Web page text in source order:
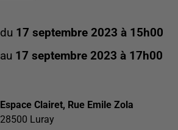
du 17 septembre 2023 à 15h00
au 17 septembre 2023 à 17h00
Espace Clairet, Rue Emile Zola
28500 Luray